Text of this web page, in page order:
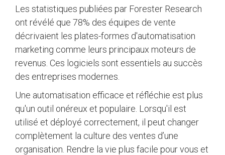
Les statistiques publiées par Forester Research
ont révélé que 78% des équipes de vente
décrivaient les plates-formes d'automatisation
marketing comme leurs principaux moteurs de
revenus. Ces logiciels sont essentiels au succès
des entreprises modernes.
Une automatisation efficace et réfléchie est plus
qu'un outil onéreux et populaire. Lorsqu'il est
utilisé et déployé correctement, il peut changer
complètement la culture des ventes d’une
organisation. Rendre la vie plus facile pour vous et